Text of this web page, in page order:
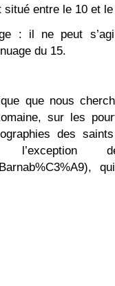
situé entre le 10 et
: il ne peut
du 15.
que nous
sur les
des